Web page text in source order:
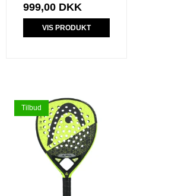
999,00 DKK
VIS PRODUKT
Tilbud